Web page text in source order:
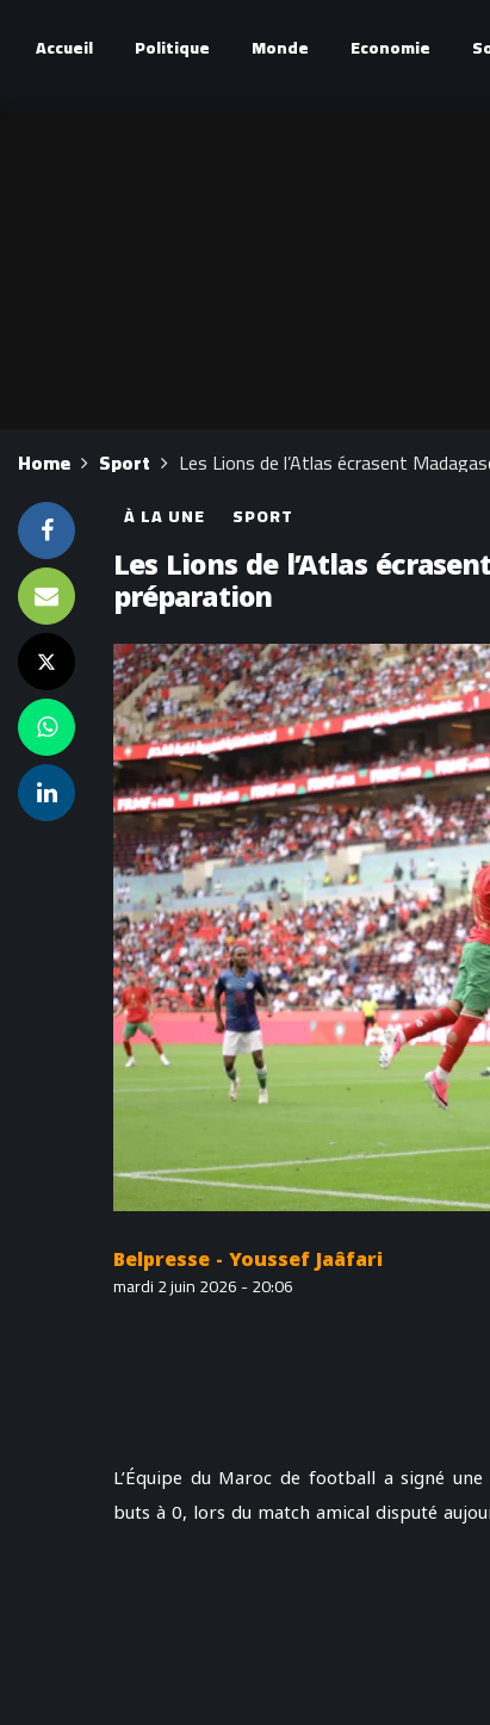
Accueil Politique Monde Economie
Home Sport Les Lions de l’Atlas écrasent
À LA UNE SPORT
Les Lions de l’Atlas
préparation
Belpresse - Youssef Jaâfari
mardi 2 juin 2026 - 20:06
L’Équipe du Maroc de football a signé
buts à 0, lors du match amical disputé